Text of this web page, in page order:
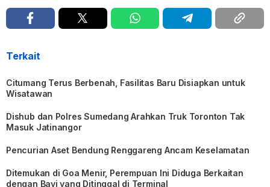
Terkait
Citumang Terus Berbenah, Fasilitas Baru Disiapkan untuk
Wisatawan
Dishub dan Polres Sumedang Arahkan Truk Toronton Tak
Masuk Jatinangor
Pencurian Aset Bendung Renggareng Ancam Keselamatan
Ditemukan di Goa Menir, Perempuan Ini Diduga Berkaitan
dengan Bayi yang Ditinggal di Terminal